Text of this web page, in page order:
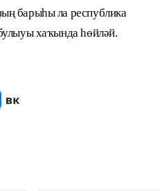
барыһы ла республика
хаҡында һөйләй.